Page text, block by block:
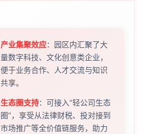
产业集聚效应：园区内汇聚了大
量数字科技、文化创意类企业，
便于业务合作、人才交流与知识
共享。
生态圈支持：可接入“轻公司生态
圈”，享受从法律财税、投对接到
市场推广等全价值链服务，助力